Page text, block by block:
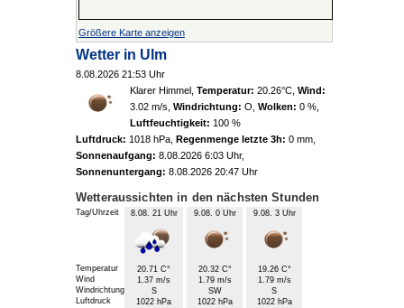
Größere Karte anzeigen
Wetter in Ulm
8.08.2026 21:53 Uhr
Klarer Himmel Temperatur: 20.26°C Wind:
3.02 m/s Windrichtung: O Wolken: 0 %
Luftfeuchtigkeit: 100 %
Luftdruck: 1018 hPa Regenmenge letzte 3h: 0 mm
Sonnenaufgang: 8.08.2026 6:03 Uhr,
Sonnenuntergang: 8.08.2026 20:47 Uhr
Wetteraussichten in den nächsten Stunden
Tag/Uhrzeit
Temperatur
Wind
Windrichtung
Luftdruck
8.08. 21 Uhr
20.71 C°
1.37 m/s
S
1022 hPa
9.08. 0 Uhr
20.32 C°
1.79 m/s
SW
1022 hPa
9.08. 3 Uhr
19.26 C°
1.79 m/s
S
1022 hPa